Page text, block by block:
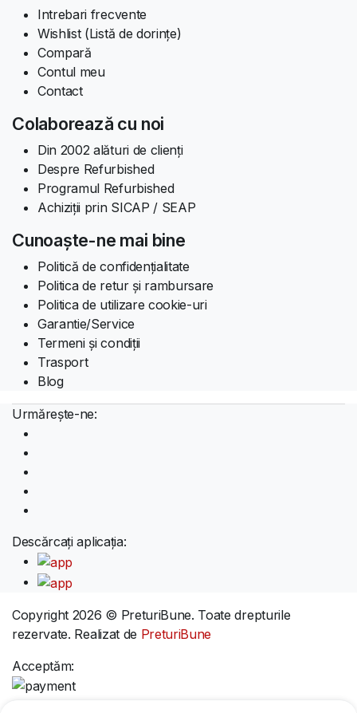
Intrebari frecvente
Wishlist (Listă de dorințe)
Compară
Contul meu
Contact
Colaborează cu noi
Din 2002 alături de clienți
Despre Refurbished
Programul Refurbished
Achiziții prin SICAP / SEAP
Cunoaște-ne mai bine
Politică de confidențialitate
Politica de retur și rambursare
Politica de utilizare cookie-uri
Garantie/Service
Termeni și condiții
Trasport
Blog
Urmărește-ne:
Descărcați aplicația:
Copyright 2026 © PreturiBune. Toate drepturile
rezervate. Realizat de PreturiBune
Acceptăm: